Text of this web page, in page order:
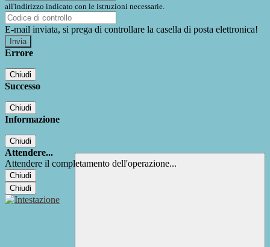
all'indirizzo indicato con le istruzioni necessarie.
E-mail inviata, si prega di controllare la casella di posta elettronica!
Errore
Chiudi
Successo
Chiudi
Informazione
Chiudi
Attendere...
Attendere il completamento dell'operazione...
Chiudi
Chiudi